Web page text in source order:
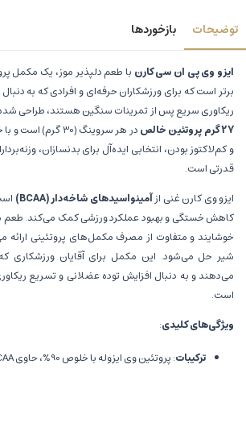
توضیحات بازخوردها
ایزو وی پی ان سی کارن با طعم دلپذیر موز، یک مکمل
برتر است که برای ورزشکاران حرفه‌ای و افرادی که به
ریکاوری سریع پس از تمرینات سنگین هستند، طراحی
27 گرم پروتئین خالص
و کم‌لاکتوز بودن، انتخابی ایده‌آل برای بدنسازان،
قدرتی است.
ایزو وی کارن غنی ازآمینواسیدهای شاخه‌دار (BCAA)
کاهش خستگی و بهبود عملکرد ورزشی کمک می‌کند. طعم
خوشایند و متفاوت از مصرف مکمل‌های پروتئینی ارائه
شیر حل می‌شود. این مکمل برای آقایان ورزشکاری
می‌دهند و به دنبال افزایش توده عضلانی و تسریع
است.
ویژگی‌های کلیدی:
ترکیبات: پروتئین وی ایزوله با خلوص 90%، حاوی BCAA .